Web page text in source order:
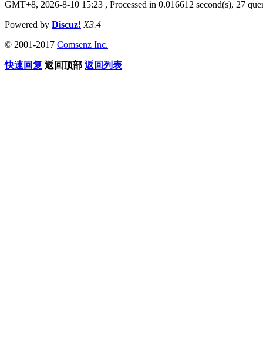
GMT+8, 2026-8-10 15:23 , Processed in 0.016612 second(s), 27
Powered by Discuz! X3.4
© 2001-2017 Comsenz Inc.
快速回复 返回顶部 返回列表